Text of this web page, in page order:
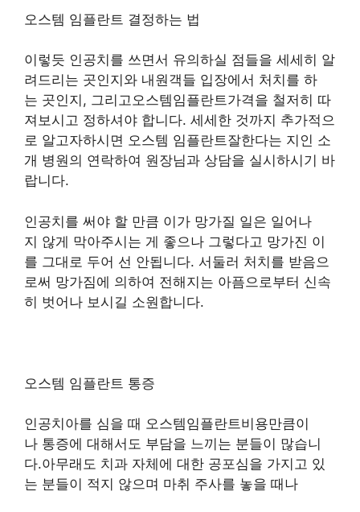
오스템 임플란트 결정하는 법
이렇듯 인공치를 쓰면서 유의하실 점들을 세세히 알
려드리는 곳인지와 내원객들 입장에서 처치를 하
는 곳인지, 그리고오스템임플란트가격을 철저히 따
져보시고 정하셔야 합니다. 세세한 것까지 추가적으
로 알고자하시면 오스템 임플란트잘한다는 지인 소
개 병원의 연락하여 원장님과 상담을 실시하시기 바
랍니다.
인공치를 써야 할 만큼 이가 망가질 일은 일어나
지 않게 막아주시는 게 좋으나 그렇다고 망가진 이
를 그대로 두어 선 안됩니다. 서둘러 처치를 받음으
로써 망가짐에 의하여 전해지는 아픔으로부터 신속
히 벗어나 보시길 소원합니다.
오스템 임플란트 통증
인공치아를 심을 때 오스템임플란트비용만큼이
나 통증에 대해서도 부담을 느끼는 분들이 많습니
다.아무래도 치과 자체에 대한 공포심을 가지고 있
는 분들이 적지 않으며 마취 주사를 놓을 때나